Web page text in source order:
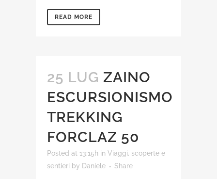
READ MORE
25 LUG ZAINO
ESCURSIONISMO
TREKKING
FORCLAZ 50
Posted at 13:15h in Viaggi, scoperte e
sentieri by Daniele Share